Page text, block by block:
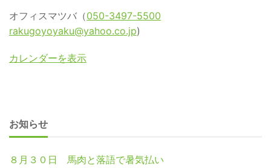
オフィスマツバ（050-3497-5500
rakugoyoyaku@yahoo.co.jp)
カレンダーを表示
お知らせ
８月３０日 馬肉と落語で暑気払い